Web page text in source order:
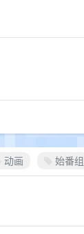
动画 始番组